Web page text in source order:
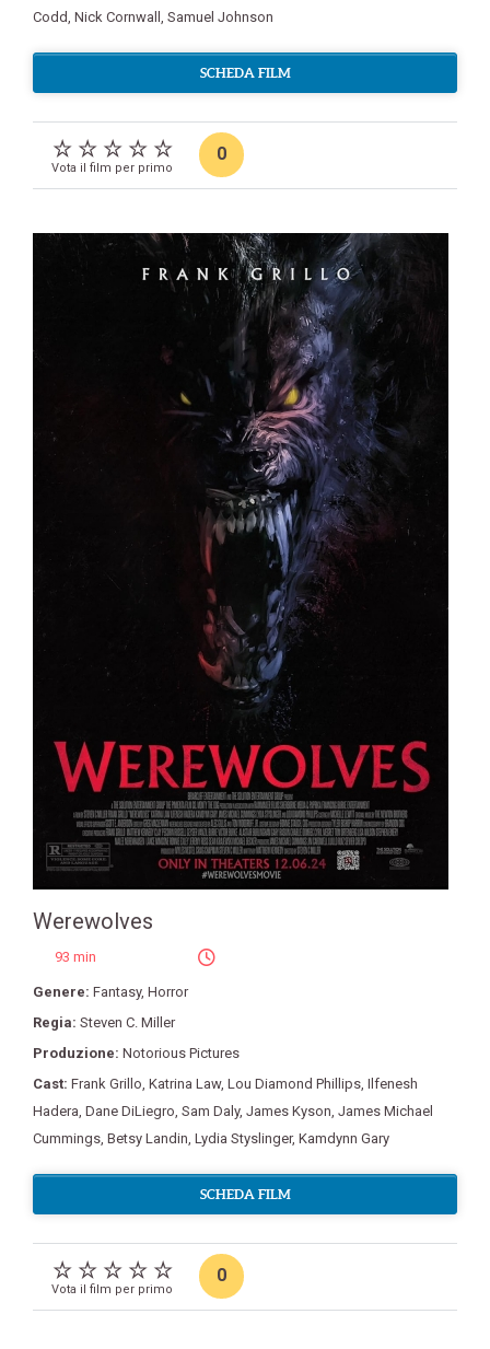
Codd Nick Cornwall Samuel Johnson
SCHEDA FILM
Vota il film per primo
0
Werewolves
93 min
Genere: Fantasy, Horror
Regia: Steven C. Miller
Produzione: Notorious Pictures
Cast: Frank Grillo, Katrina Law, Lou Diamond Phillips, Ilfenesh
Hadera, Dane DiLiegro, Sam Daly, James Kyson, James Michael
Cummings, Betsy Landin, Lydia Styslinger, Kamdynn Gary
SCHEDA FILM
Vota il film per primo
0